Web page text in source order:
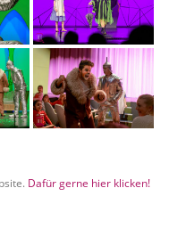
Dafür gerne hier klicken!